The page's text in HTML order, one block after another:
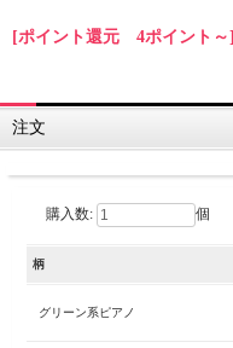
[ポイント還元 4ポイント～]
注文
購入数: 個
柄
グリーン系ピアノ